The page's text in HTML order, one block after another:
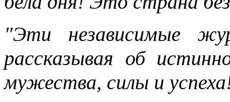
"Эти независимые
рассказывая об
мужества, силы и